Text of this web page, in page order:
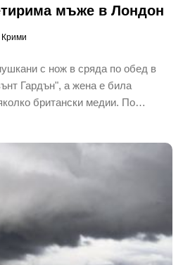
мъже в Лондон
Крими
с нож в сряда по обед в
Гардън", а жена е била
британски медии. По…